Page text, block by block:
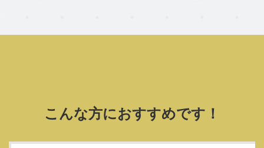
こんな方におすすめです！